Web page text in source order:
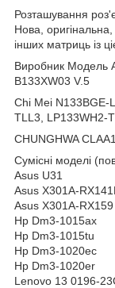
Розташування
Нова,
інших матриць із
Виробник Модель
B133XW03 V.5
Chi Mei N133BGE-
TLL3, LP133WH2-
CHUNGHWA
Сумісні моделі
Asus U31
Asus X301A-
Asus X301A-RX159
Hp Dm3-1015ax
Hp Dm3-1015tu
Hp Dm3-1020ec
Hp Dm3-1020er
Lenovo 13 0196-